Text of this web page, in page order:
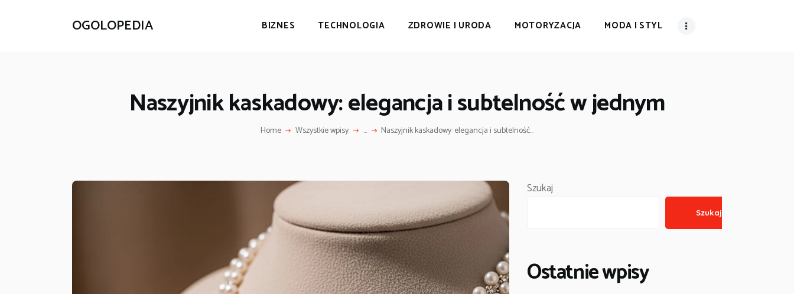
OGOLOPEDIA BIZNES TECHNOLOGIA ZDROWIE I URODA MOTORYZACJA MODA I STYL
Naszyjnik kaskadowy: elegancja i subtelność w jednym
Home Wszystkie wpisy ... Naszyjnik kaskadowy: elegancja i subtelność...
Szukaj
Szukaj
Ostatnie wpisy